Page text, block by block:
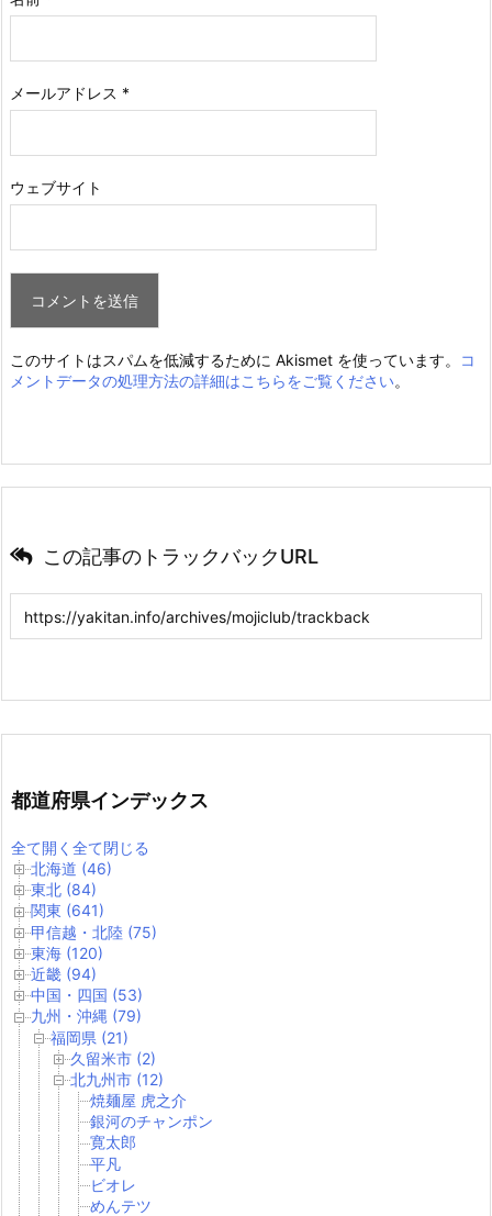
メールアドレス *
ウェブサイト
このサイトはスパムを低減するために Akismet を使っています。
コ
メントデータの処理方法の詳細はこちらをご覧ください。
この記事のトラックバックURL
都道府県インデックス
全て開く 全て閉じる
北海道 (46)
東北 (84)
関東 (641)
甲信越・北陸 (75)
東海 (120)
近畿 (94)
中国・四国 (53)
九州・沖縄 (79)
福岡県 (21)
久留米市 (2)
北九州市 (12)
焼麺屋 虎之介
銀河のチャンポン
寛太郎
平凡
ビオレ
めんテツ